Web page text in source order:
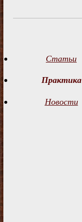
Статьи
Практика
Новости